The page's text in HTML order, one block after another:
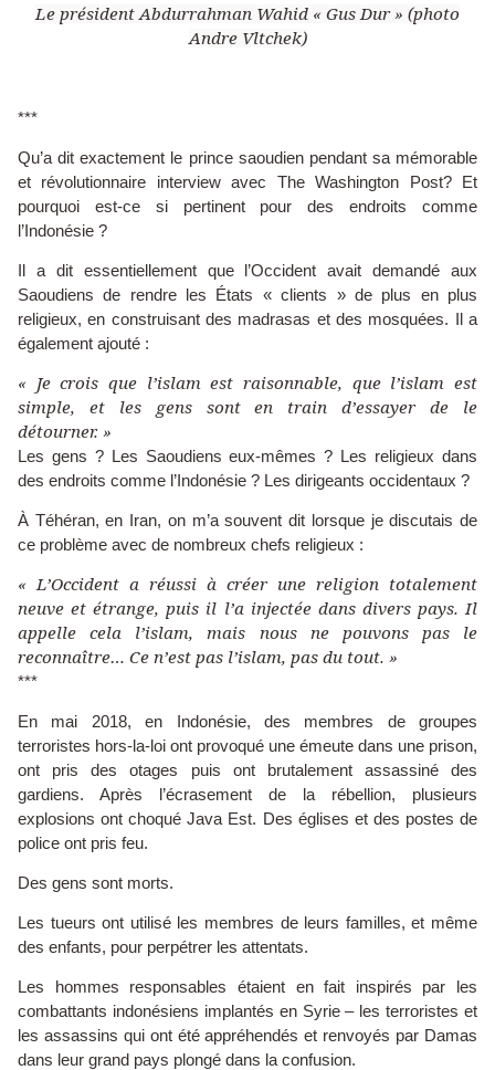
Le président Abdurrahman Wahid « Gus Dur » (photo
Andre Vltchek)
***
Qu’a dit exactement le prince saoudien pendant sa mémorable
et révolutionnaire interview avec The Washington Post? Et
pourquoi est-ce si pertinent pour des endroits comme
l’Indonésie ?
Il a dit essentiellement que l’Occident avait demandé aux
Saoudiens de rendre les États « clients » de plus en plus
religieux, en construisant des madrasas et des mosquées. Il a
également ajouté :
« Je crois que l’islam est raisonnable, que l’islam est
simple, et les gens sont en train d’essayer de le
détourner. »
Les gens ? Les Saoudiens eux-mêmes ? Les religieux dans
des endroits comme l’Indonésie ? Les dirigeants occidentaux ?
À Téhéran, en Iran, on m’a souvent dit lorsque je discutais de
ce problème avec de nombreux chefs religieux :
« L’Occident a réussi à créer une religion totalement
neuve et étrange, puis il l’a injectée dans divers pays. Il
appelle cela l’islam, mais nous ne pouvons pas le
reconnaître… Ce n’est pas l’islam, pas du tout. »
***
En mai 2018, en Indonésie, des membres de groupes
terroristes hors-la-loi ont provoqué une émeute dans une prison,
ont pris des otages puis ont brutalement assassiné des
gardiens. Après l’écrasement de la rébellion, plusieurs
explosions ont choqué Java Est. Des églises et des postes de
police ont pris feu.
Des gens sont morts.
Les tueurs ont utilisé les membres de leurs familles, et même
des enfants, pour perpétrer les attentats.
Les hommes responsables étaient en fait inspirés par les
combattants indonésiens implantés en Syrie – les terroristes et
les assassins qui ont été appréhendés et renvoyés par Damas
dans leur grand pays plongé dans la confusion.